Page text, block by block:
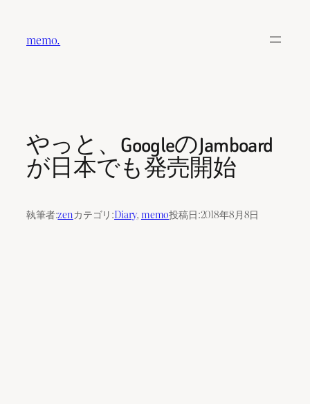
memo.
やっと、GoogleのJamboard
が日本でも発売開始
執筆者:zenカテゴリ:Diary, memo投稿日:2018年8月8日